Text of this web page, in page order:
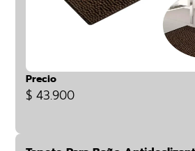
Precio
$ 43.900